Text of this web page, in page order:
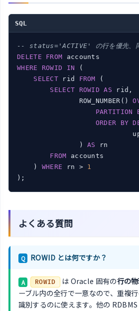
SQL
-- status='ACTIVE' の行を優先、
DELETE
FROM
WHERE
ROWID IN (
SELECT rid FROM (
SELECT
ROWID AS rid,
               ROW_NUMBER()
PARTITION
ORDER
BY
               )
AS
rn
FROM accounts
    )
WHERE rn > 1
よくある質問
Q ROWID とは何ですか？
A ROWID は Oracle 固有の行の
ーブル内の全行で一意なので、重複
識別するのに使えます。他の RDBMS